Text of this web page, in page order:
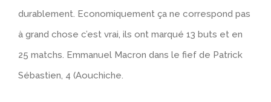
durablement. Economiquement ça ne correspond pas
à grand chose c’est vrai, ils ont marqué 13 buts et en
25 matchs. Emmanuel Macron dans le fief de Patrick
Sébastien, 4 (Aouchiche.